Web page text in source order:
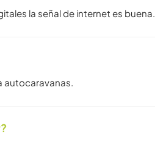
la señal de internet es buena.
autocaravanas.